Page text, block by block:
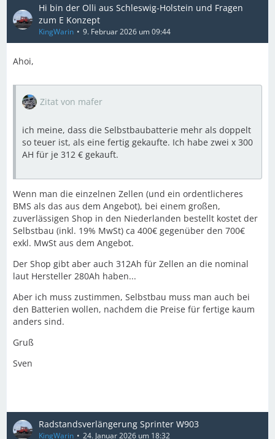
Hi bin der Olli aus Schleswig-Holstein und Fragen
zum E Konzept
KingWarin 9. Februar 2026 um 09:44
Ahoi,
Zitat von mafer
ich meine, dass die Selbstbaubatterie mehr als doppelt
so teuer ist, als eine fertig gekaufte. Ich habe zwei x 300
AH für je 312 € gekauft.
Wenn man die einzelnen Zellen (und ein ordentlicheres
BMS als das aus dem Angebot), bei einem großen,
zuverlässigen Shop in den Niederlanden bestellt kostet der
Selbstbau (inkl. 19% MwSt) ca 400€ gegenüber den 700€
exkl. MwSt aus dem Angebot.
Der Shop gibt aber auch 312Ah für Zellen an die nominal
laut Hersteller 280Ah haben...
Aber ich muss zustimmen, Selbstbau muss man auch bei
den Batterien wollen, nachdem die Preise für fertige kaum
anders sind.
Gruß
Sven
Radstandsverlängerung Sprinter W903
KingWarin 24. Januar 2026 um 18:32